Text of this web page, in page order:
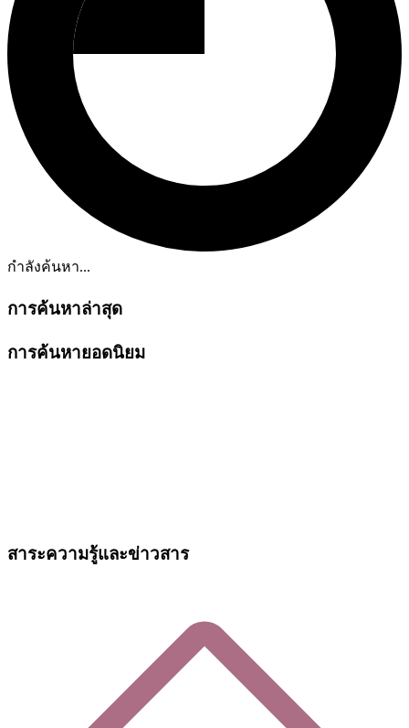
กำลังค้นหา...
การค้นหาล่าสุด
การค้นหายอดนิยม
สาระความรู้และข่าวสาร